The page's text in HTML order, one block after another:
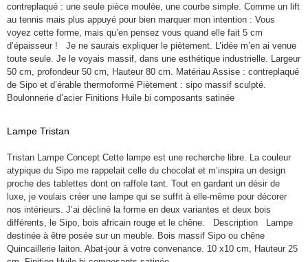
contreplaqué : une seule pièce moulée, une courbe simple. Comme un lift
au tennis mais plus appuyé pour bien marquer mon intention : Vous
voyez cette forme, mais qu’en pensez vous quand elle fait 5 cm
d’épaisseur ! Je ne saurais expliquer le piètement. L’idée m’en ai venue
toute seule. Je le voyais massif, dans une esthétique industrielle. Largeur
50 cm, profondeur 50 cm, Hauteur 80 cm. Matériau Assise : contreplaqué
de Sipo et d’érable thermoformé Piètement : sipo massif sculpté.
Boulonnerie d’acier Finitions Huile bi composants satinée
Lampe Tristan
Tristan Lampe Concept Cette lampe est une recherche libre. La couleur
atypique du Sipo me rappelait celle du chocolat et m’inspira un design
proche des tablettes dont on raffole tant. Tout en gardant un désir de
luxe, je voulais créer une lampe qui se suffit à elle-même pour décorer
nos intérieurs. J’ai décliné la forme en deux variantes et deux bois
différents, le Sipo, bois africain rouge et le chêne. Description Lampe
destinée à être posée sur un meuble. Bois massif Sipo ou chêne
Quincaillerie laiton. Abat-jour à votre convenance. 10 x10 cm, Hauteur 25